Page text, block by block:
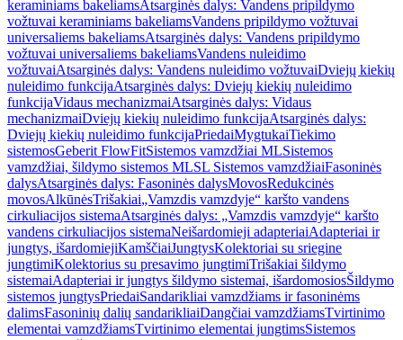
keraminiams bakeliamsAtsarginės dalys: Vandens pripildymo
vožtuvai keraminiams bakeliamsVandens pripildymo vožtuvai
universaliems bakeliamsAtsarginės dalys: Vandens pripildymo
vožtuvai universaliems bakeliamsVandens nuleidimo
vožtuvaiAtsarginės dalys: Vandens nuleidimo vožtuvaiDviejų kiekių
nuleidimo funkcijaAtsarginės dalys: Dviejų kiekių nuleidimo
funkcijaVidaus mechanizmaiAtsarginės dalys: Vidaus
mechanizmaiDviejų kiekių nuleidimo funkcijaAtsarginės dalys:
Dviejų kiekių nuleidimo funkcijaPriedaiMygtukaiTiekimo
sistemosGeberit FlowFitSistemos vamzdžiai MLSistemos
vamzdžiai, šildymo sistemos MLSL Sistemos vamzdžiaiFasoninės
dalysAtsarginės dalys: Fasoninės dalysMovosRedukcinės
movosAlkūnėsTrišakiai„Vamzdis vamzdyje“ karšto vandens
cirkuliacijos sistemaAtsarginės dalys: „Vamzdis vamzdyje“ karšto
vandens cirkuliacijos sistemaNeišardomieji adapteriaiAdapteriai ir
jungtys, išardomiejiKamščiaiJungtysKolektoriai su sriegine
jungtimiKolektorius su presavimo jungtimiTrišakiai šildymo
sistemaiAdapteriai ir jungtys šildymo sistemai, išardomosiosŠildymo
sistemos jungtysPriedaiSandarikliai vamzdžiams ir fasoninėms
dalimsFasoninių dalių sandarikliaiDangčiai vamzdžiamsTvirtinimo
elementai vamzdžiamsTvirtinimo elementai jungtimsSistemos